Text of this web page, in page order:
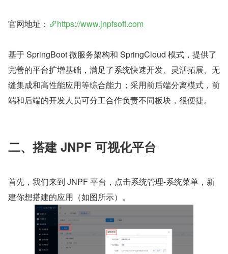
官网地址： https://www.jnpfsoft.com
基于 SpringBoot 微服务架构和 SpringCloud 模式，提供了
完善的平台扩增基础，满足了系统快速开发、灵活拓展、无
缝集成和高性能应用等综合能力；采用前后端分离模式，前
端和后端的开发人员可分工合作负责不同板块，很便捷。
二、搭建 JNPF 可视化平台
首先，我们来到 JNPF 平台，点击系统管理-系统菜单，新
建你想搭建的应用（如图所示）。